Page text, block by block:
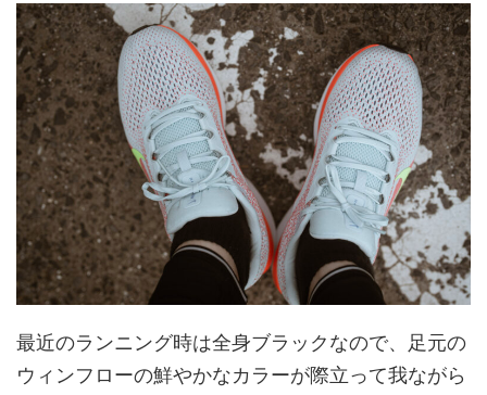
最近のランニング時は全身ブラックなので、足元の
ウィンフローの鮮やかなカラーが際立って我ながら